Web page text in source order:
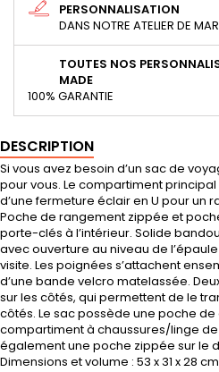
PERSONNALISATION
DANS NOTRE ATELIER DE
TOUTES NOS
MADE
100% GARANTIE
DESCRIPTION
Si vous avez besoin d’un sac de
pour vous. Le compartiment
d’une fermeture éclair en U pour un
Poche de rangement zippée et
porte-clés à l’intérieur. Solide
avec ouverture au niveau de
visite. Les poignées s’attachent
d’une bande velcro matelassée.
sur les côtés, qui permettent de le
côtés. Le sac possède une poche
compartiment à chaussures/linge
également une poche zippée sur le
Dimensions et volume : 53 x 31 x 28